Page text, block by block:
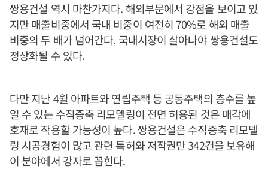
쌍용건설 역시 마찬가지다. 해외부문에서 강점을 보이고 있
지만 매출비중에서 국내 비중이 여전히 70%로 해외 매출
비중의 두 배가 넘어간다. 국내시장이 살아나야 쌍용건설도
정상화될 수 있다.
다만 지난 4월 아파트와 연립주택 등 공동주택의 층수를 높
일 수 있는 수직증축 리모델링이 전면 허용된 것은 매각에
호재로 작용할 가능성이 높다. 쌍용건설은 수직증축 리모델
링 시공경험이 많고 관련 특허와 저작권만 342건을 보유해
이 분야에서 강자로 꼽힌다.